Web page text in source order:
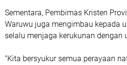
Sementara, Pembimas Kristen
Waruwu juga mengimbau kepada
selalu menjaga kerukunan dengan
“Kita bersyukur semua perayaan